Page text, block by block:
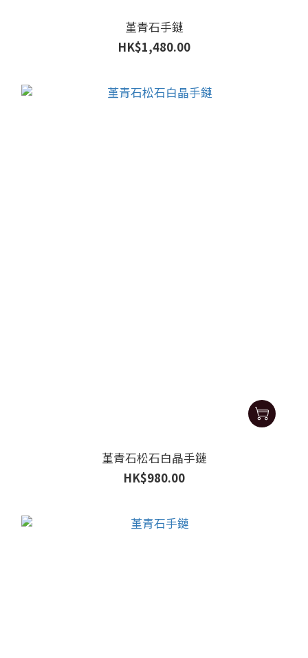
堇青石手鏈
HK$1,480.00
堇青石松石白晶手鏈
HK$980.00